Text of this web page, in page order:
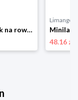
Simba Fotelik na rower - 3+ rozmiar: onesize
Limango
48.16 zł